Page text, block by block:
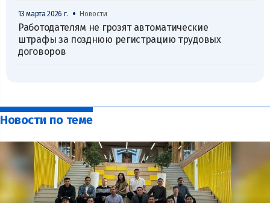
13 марта 2026 г. • Новости
Работодателям не грозят автоматические
штрафы за позднюю регистрацию трудовых
договоров
Новости по теме